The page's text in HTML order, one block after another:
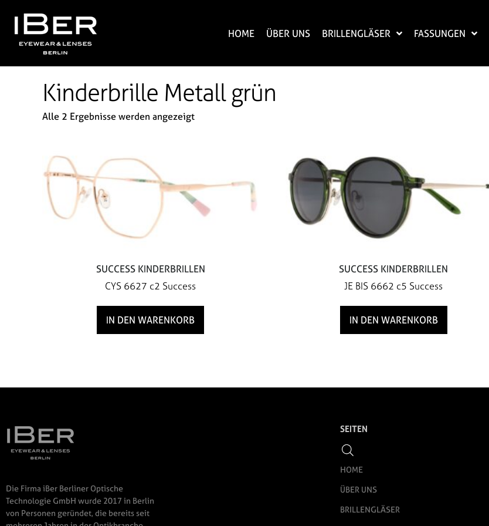
HOME ÜBER UNS BRILLENGLÄSER FASSUNGEN
Kinderbrille Metall grün
Alle 2 Ergebnisse werden angezeigt
SUCCESS KINDERBRILLEN
CYS 6627 c2 Success
IN DEN WARENKORB
SUCCESS KINDERBRILLEN
JE BIS 6662 c5 Success
IN DEN WARENKORB
Die Firma iBer Berliner Optische
Technologie GmbH wurde 2017 in Berlin
von Personen geründet, die bereits seit
SEITEN
HOME
ÜBER UNS
BRILLENGLÄSER